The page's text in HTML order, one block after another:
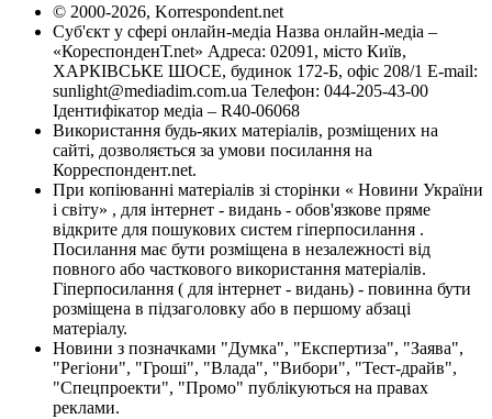
© 2000-2026, Korrespondent.net
Суб'єкт у сфері онлайн-медіа Назва онлайн-медіа –
«КореспонденТ.net» Адреса: 02091, місто Київ,
ХАРКІВСЬКЕ ШОСЕ, будинок 172-Б, офіс 208/1 E-mail:
sunlight@mediadim.com.ua Телефон: 044-205-43-00
Ідентифікатор медіа – R40-06068
Використання будь-яких матеріалів, розміщених на
сайті, дозволяється за умови посилання на
Корреспондент.net.
При копіюванні матеріалів зі сторінки « Новини України
і світу» , для інтернет - видань - обов'язкове пряме
відкрите для пошукових систем гіперпосилання .
Посилання має бути розміщена в незалежності від
повного або часткового використання матеріалів.
Гіперпосилання ( для інтернет - видань) - повинна бути
розміщена в підзаголовку або в першому абзаці
матеріалу.
Новини з позначками "Думка", "Експертиза", "Заява",
"Регіони", "Гроші", "Влада", "Вибори", "Тест-драйв",
"Спецпроекти", "Промо" публікуються на правах
реклами.